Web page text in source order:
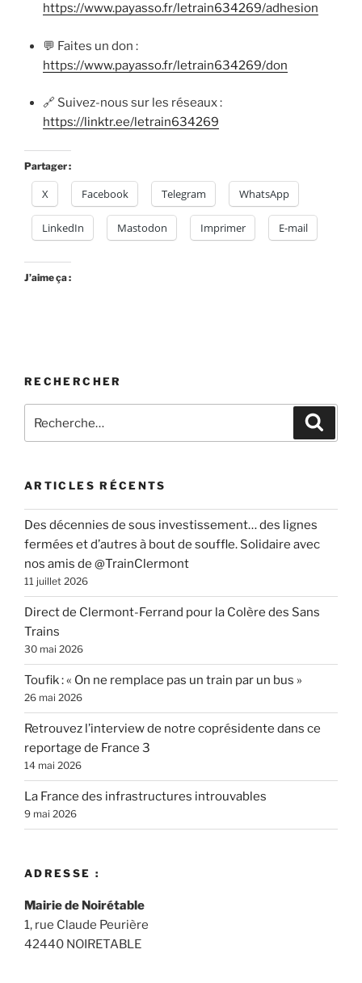
https://www.payasso.fr/letrain634269/adhesion
💬 Faites un don :
https://www.payasso.fr/letrain634269/don
🔗 Suivez-nous sur les réseaux :
https://linktr.ee/letrain634269
Partager :
X Facebook Telegram WhatsApp
LinkedIn Mastodon Imprimer E-mail
J’aime ça :
RECHERCHER
pour
ARTICLES RÉCENTS
Des décennies de sous investissement… des lignes
fermées et d’autres à bout de souffle. Solidaire avec
nos amis de @TrainClermont
11 juillet 2026
Direct de Clermont-Ferrand pour la Colère des Sans
Trains
30 mai 2026
Toufik : « On ne remplace pas un train par un bus »
26 mai 2026
Retrouvez l’interview de notre coprésidente dans ce
reportage de France 3
14 mai 2026
La France des infrastructures introuvables
9 mai 2026
ADRESSE :
Mairie de Noirétable
1, rue Claude Peurière
42440 NOIRETABLE